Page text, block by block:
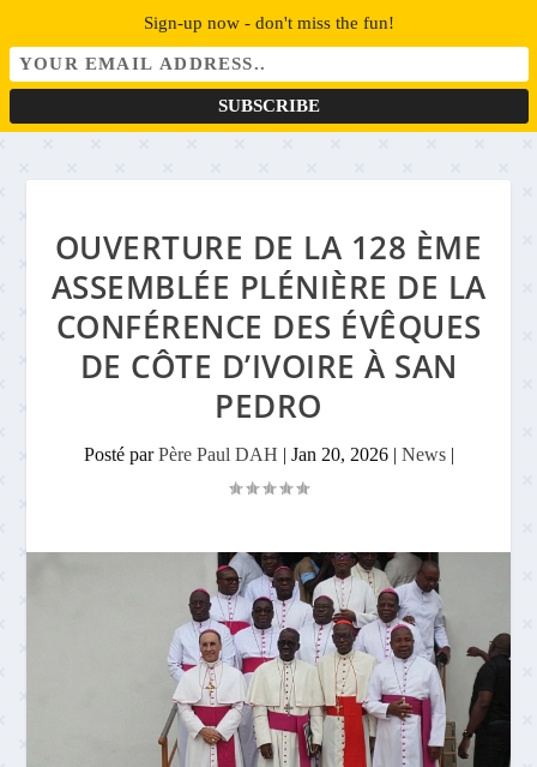
OUVERTURE DE LA 128 ÈME
ASSEMBLÉE PLÉNIÈRE DE LA
CONFÉRENCE DES ÉVÊQUES
DE CÔTE D’IVOIRE À SAN
PEDRO
Posté parPère Paul DAH | Jan 20, 2026| News|
Sign-up now - don't miss the fun!